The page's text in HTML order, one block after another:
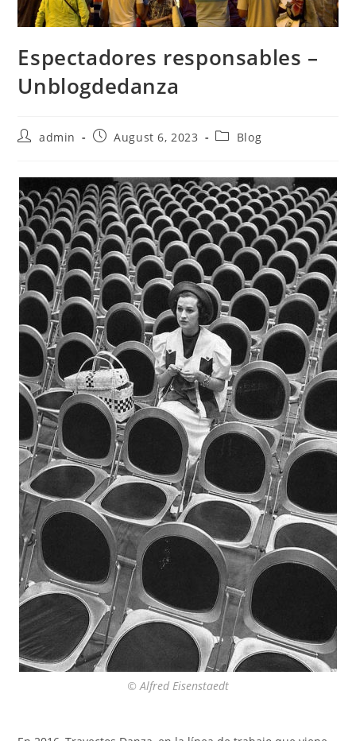
Espectadores responsables –
Unblogdedanza
Postadmin
PostAugust 6, 2023
PostBlog
© Alfred Eisenstaedt